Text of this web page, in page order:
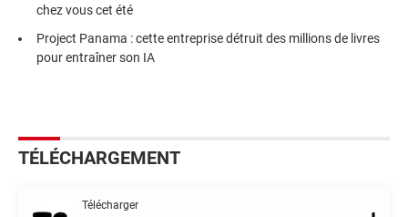
chez vous cet été
Project Panama : cette entreprise détruit des millions de livres
pour entraîner son IA
TÉLÉCHARGEMENT
Télécharger